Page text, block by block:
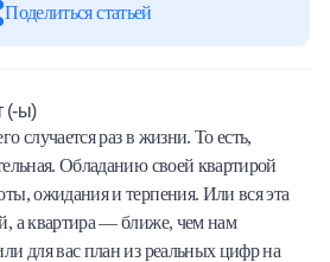
Поделиться статьей
(-ы)
случается раз в жизни. То есть,
Обладанию своей квартирой
ожидания и терпения. Или вся эта
а квартира — ближе, чем нам
для вас план из реальных цифр на